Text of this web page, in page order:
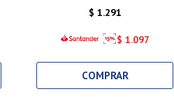
$ 1.291
$ 1.097